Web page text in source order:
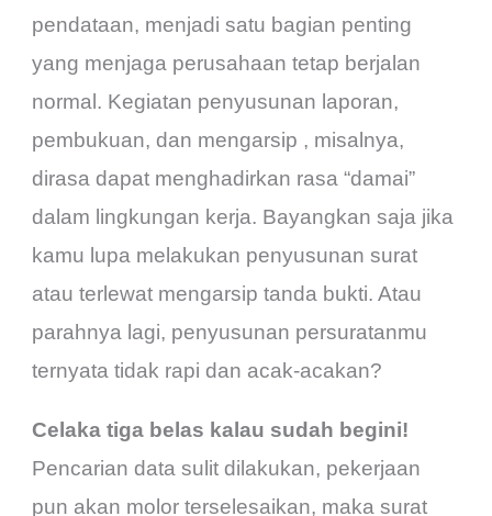
pendataan, menjadi satu bagian penting
yang menjaga perusahaan tetap berjalan
normal. Kegiatan penyusunan laporan,
pembukuan, dan mengarsip , misalnya,
dirasa dapat menghadirkan rasa “damai”
dalam lingkungan kerja. Bayangkan saja jika
kamu lupa melakukan penyusunan surat
atau terlewat mengarsip tanda bukti. Atau
parahnya lagi, penyusunan persuratanmu
ternyata tidak rapi dan acak-acakan?
Celaka tiga belas kalau sudah begini!
Pencarian data sulit dilakukan, pekerjaan
pun akan molor terselesaikan, maka surat